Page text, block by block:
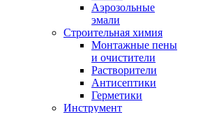
Аэрозольные
эмали
Строительная химия
Монтажные пены
и очистители
Растворители
Антисептики
Герметики
Инструмент